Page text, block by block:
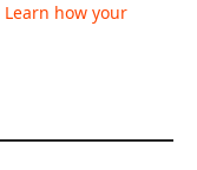
Learn how your